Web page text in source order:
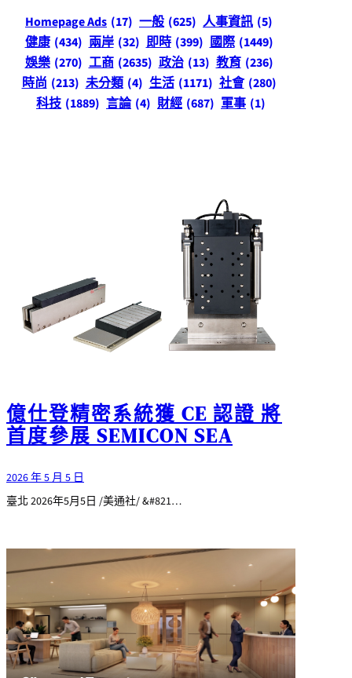
Homepage Ads (17) 一般 (625) 人事資訊 (5)
健康 (434) 兩岸 (32) 即時 (399) 國際 (1449)
娛樂 (270) 工商 (2635) 政治 (13) 教育 (236)
時尚 (213) 未分類 (4) 生活 (1171) 社會 (280)
科技 (1889) 言論 (4) 財經 (687) 軍事 (1)
億仕登精密系統獲 CE 認證 將
首度參展 SEMICON SEA
2026 年 5 月 5 日
臺北 2026年5月5日 /美通社/ &#821…